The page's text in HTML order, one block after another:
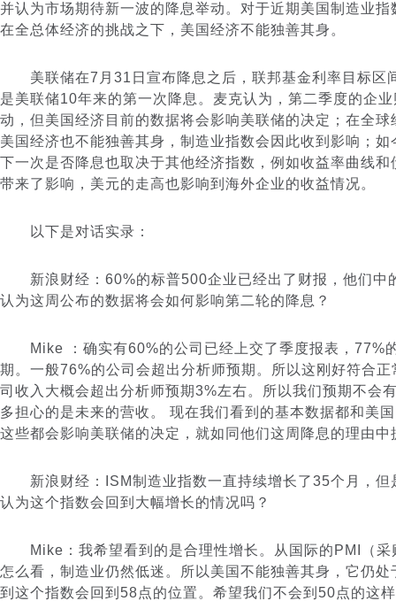
并认为市场期待新一波的降息举动。对于近期美国制造业
在全总体经济的挑战之下，美国经济不能独善其身。
美联储在7月31日宣布降息之后，联邦基金利率目标区
是美联储10年来的第一次降息。麦克认为，第二季度的企
动，但美国经济目前的数据将会影响美联储的决定；在全
美国经济也不能独善其身，制造业指数会因此收到影响；
下一次是否降息也取决于其他经济指数，例如收益率曲线
带来了影响，美元的走高也影响到海外企业的收益情况。
以下是对话实录：
新浪财经：60%的标普500企业已经出了财报，他们中
认为这周公布的数据将会如何影响第二轮的降息？
Mike ：确实有60%的公司已经上交了季度报表，77%
期。一般76%的公司会超出分析师预期。所以这刚好符合
司收入大概会超出分析师预期3%左右。所以我们预期不会
多担心的是未来的营收。 现在我们看到的基本数据都和美
这些都会影响美联储的决定，就如同他们这周降息的理由中
新浪财经：ISM制造业指数一直持续增长了35个月，但
认为这个指数会回到大幅增长的情况吗？
Mike：我希望看到的是合理性增长。从国际的PMI（采
怎么看，制造业仍然低迷。所以美国不能独善其身，它仍
到这个指数会回到58点的位置。希望我们不会到50点的这